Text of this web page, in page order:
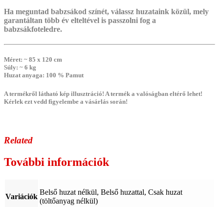
Ha meguntad babzsákod színét, válassz huzataink közül, mely
garantáltan több év elteltével is passzolni fog a
babzsákfoteledre.
Méret: ~ 85 x 120 cm
Súly: ~ 6 kg
Huzat anyaga: 100 % Pamut
A termékről látható kép illusztráció! A termék a valóságban eltérő lehet!
Kérlek ezt vedd figyelembe a vásárlás során!
Related
További információk
Variációk
Belső huzat nélkül, Belső huzattal, Csak huzat
(töltőanyag nélkül)